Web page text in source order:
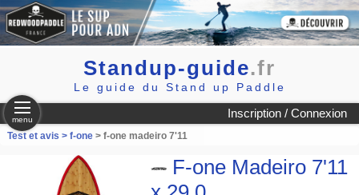
Standup-guide.fr
Le guide du Stand up Paddle
Inscription / Connexion
menu
Test et avis > f-one> f-one madeiro 7'11
F-one Madeiro 7'11